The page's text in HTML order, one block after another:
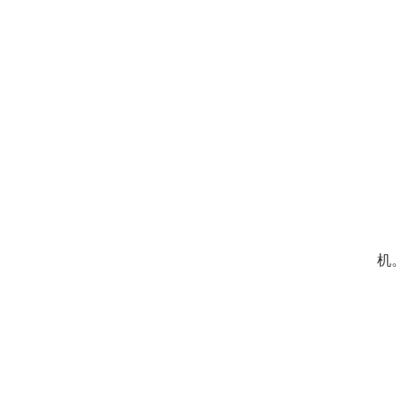
至
曾
机。
随